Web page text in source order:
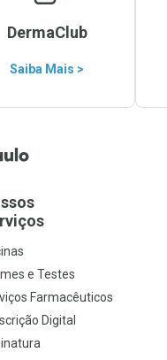
DermaClub
Saiba Mais >
e Testes
Farmacêuticos
Digital